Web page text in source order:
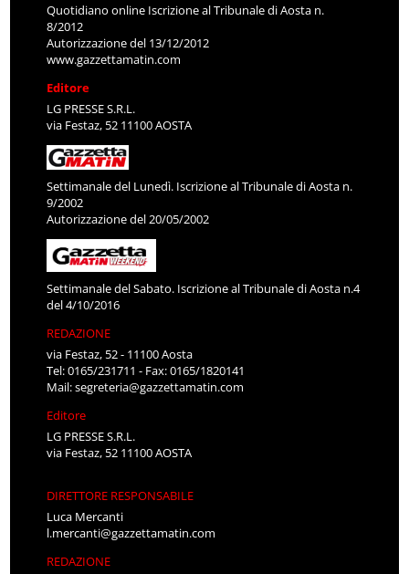
Quotidiano online Iscrizione al Tribunale di Aosta n.
8/2012
Autorizzazione del 13/12/2012
www.gazzettamatin.com
Editore
LG PRESSE S.R.L.
via Festaz, 52 11100 AOSTA
Settimanale del Lunedì. Iscrizione al Tribunale di Aosta n.
9/2002
Autorizzazione del 20/05/2002
Settimanale del Sabato. Iscrizione al Tribunale di Aosta n.4
del 4/10/2016
REDAZIONE
via Festaz, 52 - 11100 Aosta
Tel: 0165/231711 - Fax: 0165/1820141
Mail:segreteria@gazzettamatin.com
Editore
LG PRESSE S.R.L.
via Festaz, 52 11100 AOSTA
DIRETTORE RESPONSABILE
Luca Mercanti
l.mercanti@gazzettamatin.com
REDAZIONE